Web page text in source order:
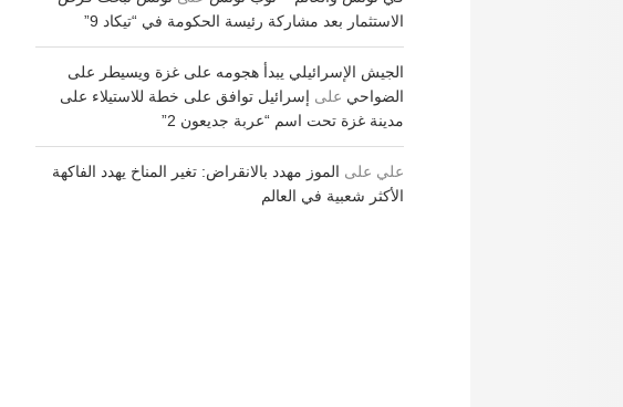
الاستثمار بعد مشاركة رئيسة الحكومة في “تيكاد 9”
الجيش الإسرائيلي يبدأ هجومه على غزة ويسيطر على
الضواحي على إسرائيل توافق على خطة للاستيلاء على
مدينة غزة تحت اسم “عربة جديعون 2”
علي على الموز مهدد بالانقراض: تغير المناخ يهدد الفاكهة
الأكثر شعبية في العالم